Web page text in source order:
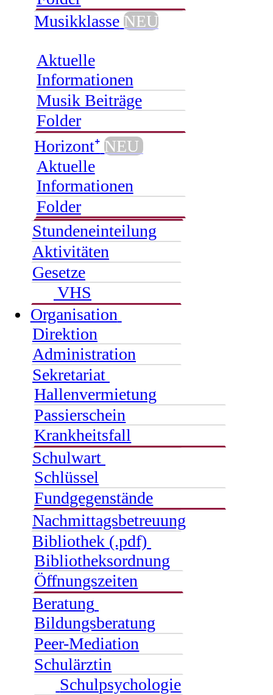
Musikklasse NEU
Aktuelle
Informationen
Musik Beiträge
Folder
Horizont⁺ NEU
Aktuelle
Informationen
Folder
Stundeneinteilung
Aktivitäten
Gesetze
VHS
Organisation
Direktion
Administration
Sekretariat
Hallenvermietung
Passierschein
Krankheitsfall
Schulwart
Schlüssel
Fundgegenstände
Nachmittagsbetreuung
Bibliothek (.pdf)
Bibliotheksordnung
Öffnungszeiten
Beratung
Bildungsberatung
Peer-Mediation
Schulärztin
Schulpsychologie